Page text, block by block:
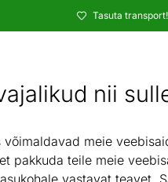
nii
meie
pakkuda teile meie
vastavat teavet.
Tasuta transport!